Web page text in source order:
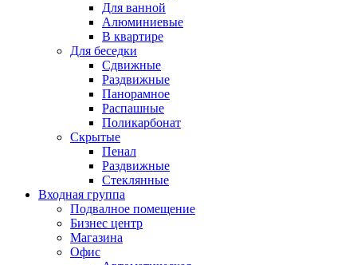
Для ванной
Алюминиевые
В квартире
Для беседки
Сдвижные
Раздвижные
Панорамное
Распашные
Поликарбонат
Скрытые
Пенал
Раздвижные
Стеклянные
Входная группа
Подвалное помещение
Бизнес центр
Магазина
Офис